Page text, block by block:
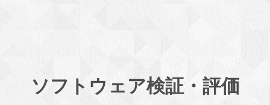
ソフトウェア検証・評価